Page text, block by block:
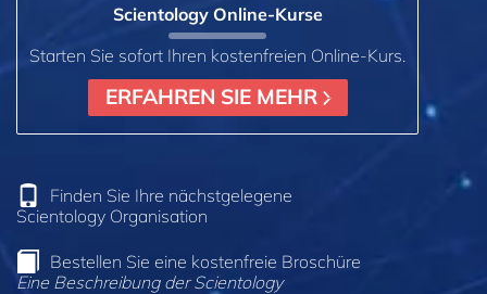
Scientology Online‑Kurse
Starten Sie sofort Ihren kostenfreien Online‑Kurs.
ERFAHREN SIE MEHR
Finden Sie Ihre nächstgelegene
Scientology Organisation
Bestellen Sie eine kostenfreie Broschüre
Eine Beschreibung der Scientology